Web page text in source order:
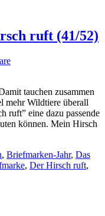
ruft (41/52)
tauchen zusammen
mehr Wildtiere überall
ruft” eine dazu passende
können. Mein Hirsch
, Briefmarken-Jahr, Das
, Der Hirsch ruft,